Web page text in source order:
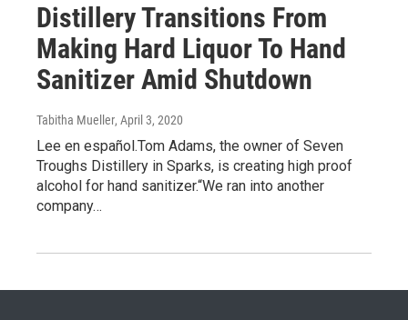
Distillery Transitions From
Making Hard Liquor To Hand
Sanitizer Amid Shutdown
Tabitha Mueller, April 3, 2020
Lee en español.Tom Adams, the owner of Seven
Troughs Distillery in Sparks, is creating high proof
alcohol for hand sanitizer.“We ran into another
company…